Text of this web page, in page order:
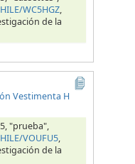
WC5HGZ,
de la
Vestimenta H
"prueba",
VOUFU5,
de la